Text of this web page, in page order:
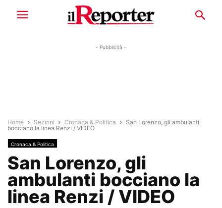
- Pubblicità -
Home Sezioni Cronaca & Politica
San Lorenzo, gli ambulanti
bocciano la linea Renzi / VIDEO
Cronaca & Politica
San Lorenzo, gli
ambulanti bocciano la
linea Renzi / VIDEO